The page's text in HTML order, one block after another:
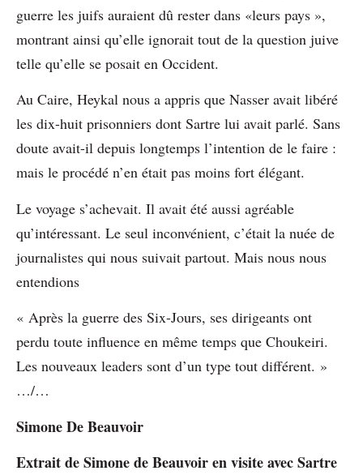
guerre les juifs auraient dû rester dans «leurs pays »,
montrant ainsi qu’elle ignorait tout de la question juive
telle qu’elle se posait en Occident.
Au Caire, Heykal nous a appris que Nasser avait libéré
les dix-huit prisonniers dont Sartre lui avait parlé. Sans
doute avait-il depuis longtemps l’intention de le faire :
mais le procédé n’en était pas moins fort élégant.
Le voyage s’achevait. Il avait été aussi agréable
qu’intéressant. Le seul inconvénient, c’était la nuée de
journalistes qui nous suivait partout. Mais nous nous
entendions
« Après la guerre des Six-Jours, ses dirigeants ont
perdu toute influence en même temps que Choukeiri.
Les nouveaux leaders sont d’un type tout différent. »
…/…
Simone De Beauvoir
Extrait de Simone de Beauvoir en visite avec Sartre